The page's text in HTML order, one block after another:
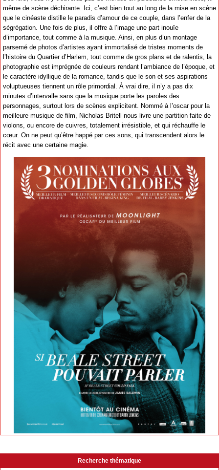
même de scène déchirante. Ici, c’est bien tout au long de la mise en scène
que le cinéaste distille le paradis d’amour de ce couple, dans l’enfer de la
ségrégation. Une fois de plus, il offre à l’image une part inouïe
d’importance, tout comme à la musique. Ainsi, en plus d’un montage
parsemé de photos d’artistes ayant immortalisé de tristes moments de
l’histoire du Quartier d’Harlem, tout comme de gros plans et de ralentis, la
photographie est imprégnée de couleurs rendant l’ambiance de l’époque, et
le caractère idyllique de la romance, tandis que le son et ses aspirations
voluptueuses tiennent un rôle primordial. À vrai dire, il n’y a pas dix
minutes d’intervalle sans que la musique porte les paroles des
personnages, surtout lors de scènes explicitent. Nommé à l’oscar pour la
meilleure musique de film, Nicholas Britell nous livre une partition faite de
violons, ou encore de cuivres, totalement irrésistible, et qui réchauffe le
cœur. On ne peut qu’être happé par ces sons, qui transcendent alors le
récit avec une certaine magie.
Recherche thématique